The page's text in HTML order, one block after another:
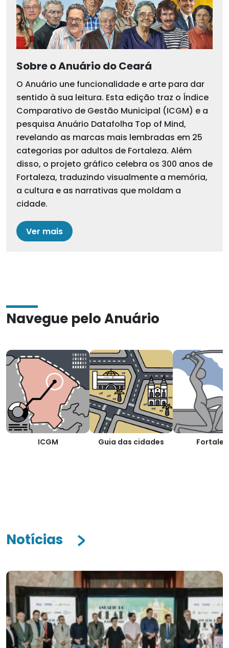
Sobre o Anuário do Ceará
O Anuário une funcionalidade e arte para dar
sentido à sua leitura. Esta edição traz o Índice
Comparativo de Gestão Municipal (ICGM) e a
pesquisa Anuário Datafolha Top of Mind,
revelando as marcas mais lembradas em 25
categorias por adultos de Fortaleza. Além
disso, o projeto gráfico celebra os 300 anos de
Fortaleza, traduzindo visualmente a memória,
a cultura e as narrativas que moldam a
cidade.
Ver mais
Navegue pelo Anuário
ICGM Guia das cidades
Notícias